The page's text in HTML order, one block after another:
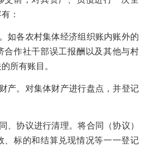
：
如各农村集体经济组织账内账外的
合作社干部误工报酬以及其他与村
所有账目。
产。对集体财产进行盘点，并登记
、协议进行清理。将合同（协议）
、标的和结算兑现情况等一一登记